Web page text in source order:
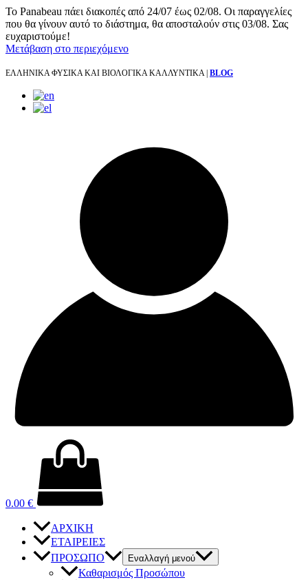
Το Panabeau πάει διακοπές από 24/07 έως 02/08. Οι παραγγελίες
που θα γίνουν αυτό το διάστημα, θα αποσταλούν στις 03/08. Σας
ευχαριστούμε!
Μετάβαση στο περιεχόμενο
ΕΛΛΗΝΙΚΑ ΦΥΣΙΚΑ ΚΑΙ ΒΙΟΛΟΓΙΚΑ ΚΑΛΛΥΝΤΙΚΑ | BLOG
0.00 €
ΑΡΧΙΚΗ
ΕΤΑΙΡΕΙΕΣ
ΠΡΟΣΩΠΟ
Εναλλαγή μενού
Καθαρισμός Προσώπου